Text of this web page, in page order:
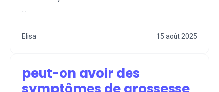
...
Elisa 15 août 2025
peut-on avoir des